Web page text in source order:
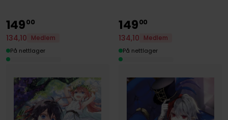
14900
134,10
Medlem
På nettlager
14900
134,10
Medlem
På nettlager